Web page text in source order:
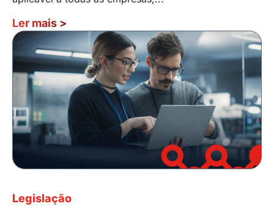
Ler mais >
Legislação